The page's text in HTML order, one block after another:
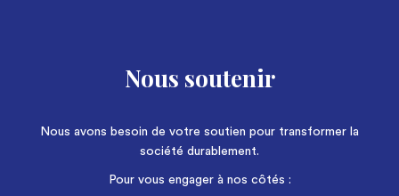
Nous soutenir
Nous avons besoin de votre soutien pour transformer la
société durablement.
Pour vous engager à nos côtés :